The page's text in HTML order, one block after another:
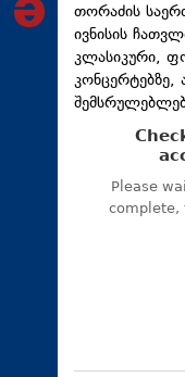
თორაძის
ივნისის
კლასიკური,